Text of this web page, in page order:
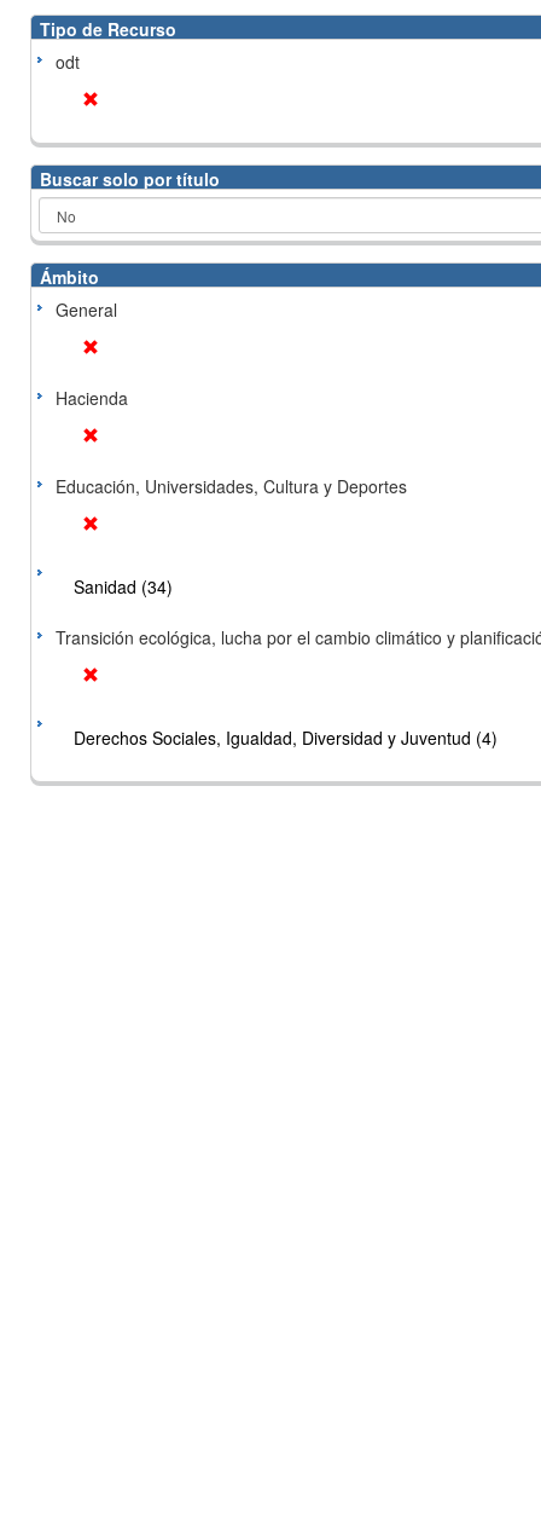
Tipo de Recurso
odt
Buscar solo por título
Ámbito
General
Hacienda
Educación, Universidades, Cultura y Deportes
Sanidad (34)
Transición ecológica, lucha por el cambio climático y
Derechos Sociales, Igualdad, Diversidad y Juventud (4)